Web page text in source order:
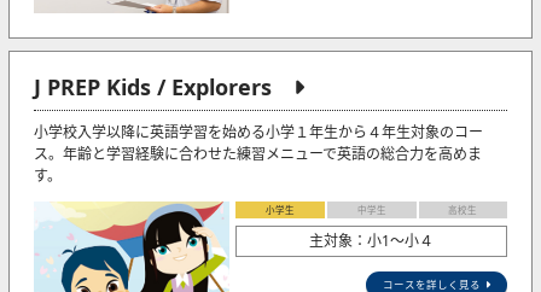
J PREP Kids / Explorers
小学校入学以降に英語学習を始める小学１年生から４年生対象のコー
ス。年齢と学習経験に合わせた練習メニューで英語の総合力を高めま
す。
小学生 中学生 高校生
主対象：小1〜小４
コースを詳しく見る